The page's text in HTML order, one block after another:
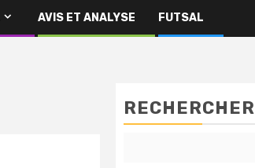
AVIS ET ANALYSE FUTSAL
RECHERCHER